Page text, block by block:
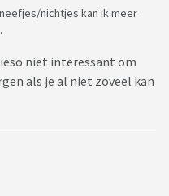
nichtjes kan ik meer
niet interessant om
als je al niet zoveel kan